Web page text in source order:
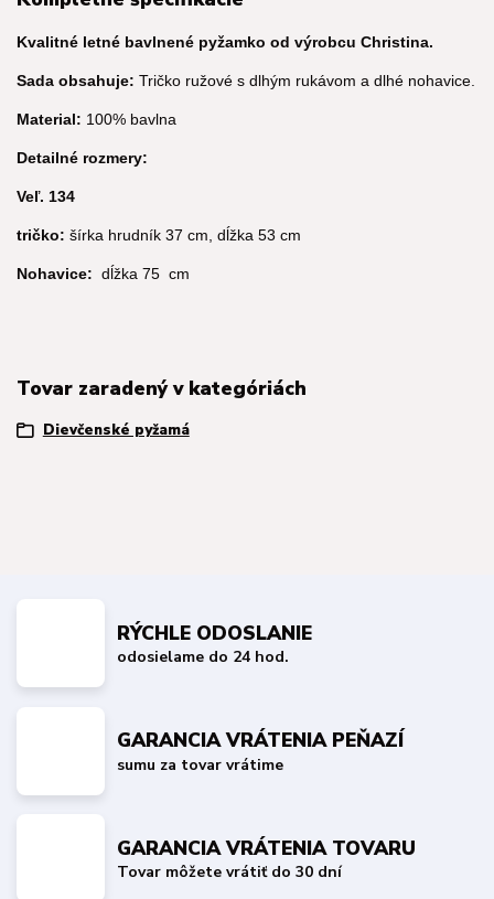
Kvalitné letné bavlnené pyžamko od výrobcu Christina.
Sada obsahuje: Tričko ružové s dlhým rukávom a dlhé nohavice.
Material: 100% bavlna
Detailné rozmery:
Veľ. 134
tričko: šírka hrudník 37 cm, dĺžka 53 cm
Nohavice: dĺžka 75 cm
Tovar zaradený v kategóriách
Dievčenské pyžamá
RÝCHLE ODOSLANIE
odosielame do 24 hod.
GARANCIA VRÁTENIA PEŇAZÍ
sumu za tovar vrátime
GARANCIA VRÁTENIA TOVARU
Tovar môžete vrátiť do 30 dní